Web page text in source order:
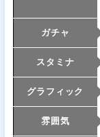
ガチャ
スタミナ
グラフィック
雰囲気